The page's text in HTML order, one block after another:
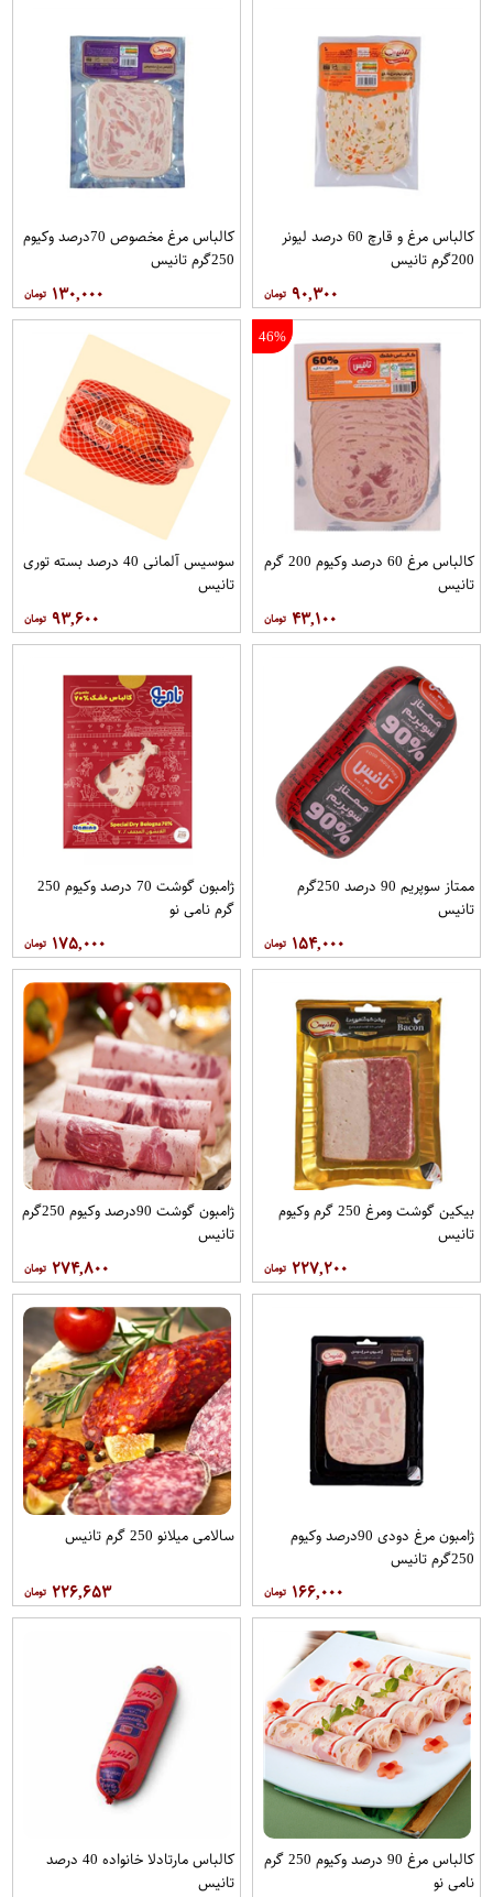
کالباس مرغ و قارچ 60 درصد لیونر
200گرم تانیس
۹۰,۳۰۰
کالباس مرغ مخصوص 70درصد وکیوم
250گرم تانیس
۱۳۰,۰۰۰
46%
کالباس مرغ 60 درصد وکیوم 200 گرم
تانیس
۴۳,۱۰۰
سوسیس آلمانی 40 درصد بسته توری
تانیس
۹۳,۶۰۰
ممتاز سوپریم 90 درصد 250گرم
تانیس
۱۵۴,۰۰۰
ژامبون گوشت 70 درصد وکیوم 250
گرم نامی نو
۱۷۵,۰۰۰
بیکین گوشت ومرغ 250 گرم وکیوم
تانیس
۲۲۷,۲۰۰
ژامبون گوشت 90درصد وکیوم 250گرم
تانیس
۲۷۴,۸۰۰
ژامبون مرغ دودی 90درصد وکیوم
250گرم تانیس
۱۶۶,۰۰۰
سالامی میلانو 250 گرم تانیس
۲۲۶,۶۵۳
کالباس مرغ 90 درصد وکیوم 250 گرم
نامی نو
کالباس مارتادلا خانواده 40 درصد
تانیس